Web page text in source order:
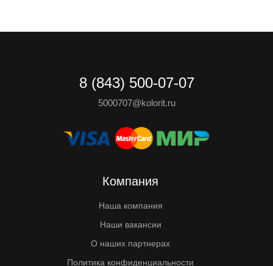
8 (843) 500-07-07
5000707@kolorit.ru
Компания
Наша компания
Наши вакансии
О наших партнерах
Политика конфиденциальности